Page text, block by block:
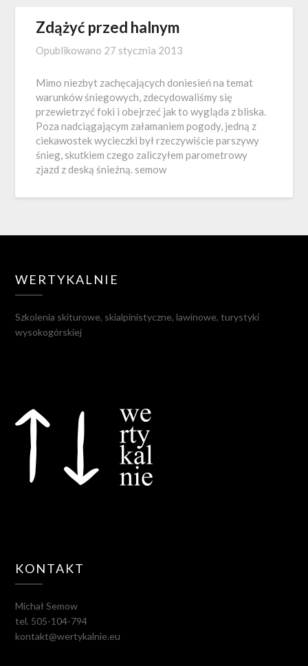
Zdążyć przed halnym
Opublikowano 27 stycznia 2013
Mimo niezbyt zachęcających doniesień na temat
warunków śniegowych, zdecydowaliśmy się
przewietrzyć foki i obejrzeć jak to wygląda z bliska.
Poza nadciągającym załamaniem pogody, jedną z
ciekawostek wycieczki był rzeczywiście parszywy
śnieg, skutkiem czego zaliczyłem parometrowy
zjazd z deską śnieżną. semow
WERTYKALNIE
Szkolenia skiturowe, skialpinistyczne, lawinowe, turystyki
wysokogórskiej
KONTAKT
Michał Semow
tel. 505-104-794
kontakt@wertykalnie.eu